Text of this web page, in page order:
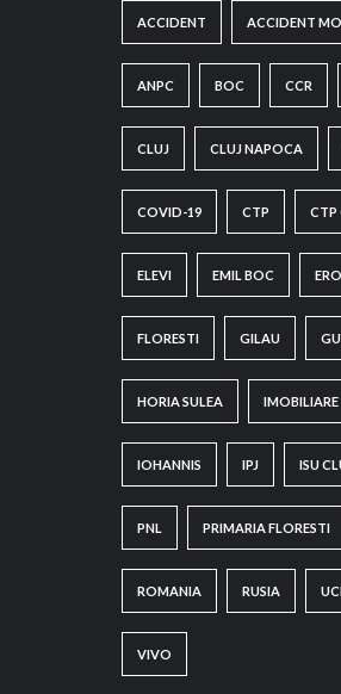
ACCIDENT ACCIDENT
ANPC BOC CCR
CLUJ CLUJ NAPOCA
COVID-19 CTP CTP
ELEVI EMIL BOC
FLORESTI GILAU
HORIA SULEA IMOBILIARE
IOHANNIS IPJ ISU
PNL PRIMARIA FLORESTI
ROMANIA RUSIA
VIVO